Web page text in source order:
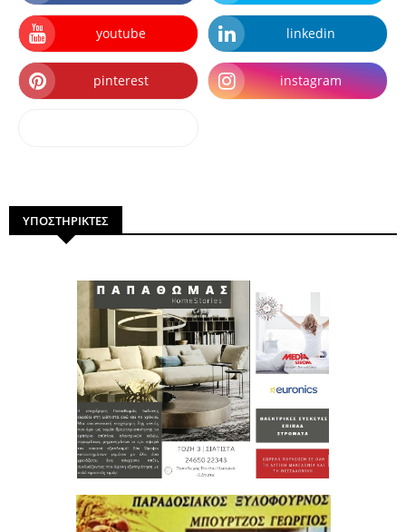
youtube linkedin
pinterest instagram
ΥΠΟΣΤΗΡΙΚΤΕΣ